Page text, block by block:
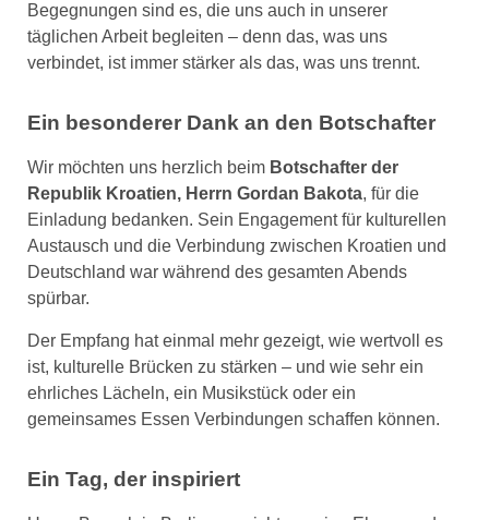
Begegnungen sind es, die uns auch in unserer
täglichen Arbeit begleiten – denn das, was uns
verbindet, ist immer stärker als das, was uns trennt.
Ein besonderer Dank an den Botschafter
Wir möchten uns herzlich beim Botschafter der
Republik Kroatien, Herrn Gordan Bakota, für die
Einladung bedanken. Sein Engagement für kulturellen
Austausch und die Verbindung zwischen Kroatien und
Deutschland war während des gesamten Abends
spürbar.
Der Empfang hat einmal mehr gezeigt, wie wertvoll es
ist, kulturelle Brücken zu stärken – und wie sehr ein
ehrliches Lächeln, ein Musikstück oder ein
gemeinsames Essen Verbindungen schaffen können.
Ein Tag, der inspiriert